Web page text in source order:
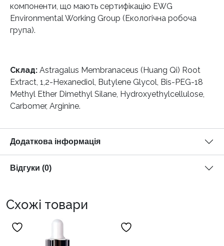
компоненти, що мають сертифікацію EWG
Environmental Working Group (Екологічна робоча
група).
Склад: Astragalus Membranaceus (Huang Qi) Root
Extract, 1,2-Hexanediol, Butylene Glycol, Bis-PEG-18
Methyl Ether Dimethyl Silane, Hydroxyethylcellulose,
Carbomer, Arginine.
Додаткова інформація
Відгуки (0)
Схожі товари